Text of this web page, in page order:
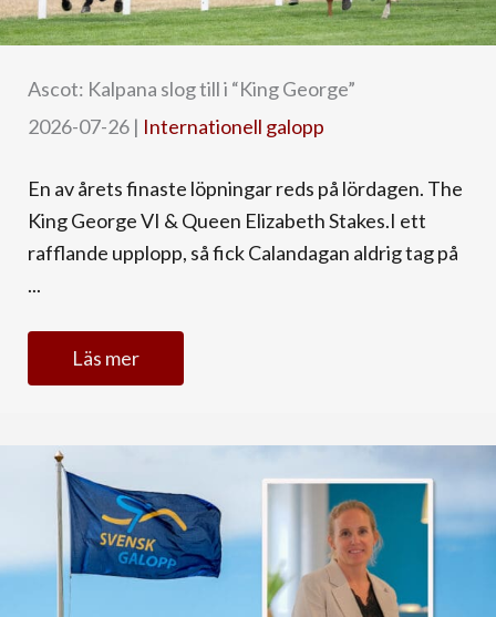
Ascot: Kalpana slog till i “King George”
2026-07-26 | Internationell galopp
En av årets finaste löpningar reds på lördagen. The
King George VI & Queen Elizabeth Stakes.I ett
rafflande upplopp, så fick Calandagan aldrig tag på
...
Läs mer